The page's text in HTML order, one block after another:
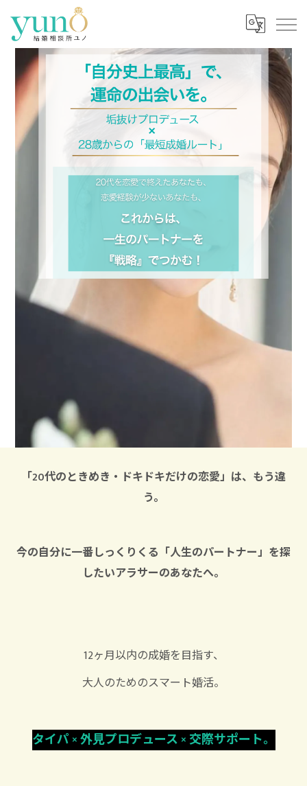
「20代のときめき・ドキドキだけの恋愛」は、もう違
う。
今の自分に一番しっくりくる「人生のパートナー」を探
したいアラサーのあなたへ。
12ヶ月以内の成婚を目指す、
大人のためのスマート婚活。
タイパ × 外見プロデュース × 交際サポート。